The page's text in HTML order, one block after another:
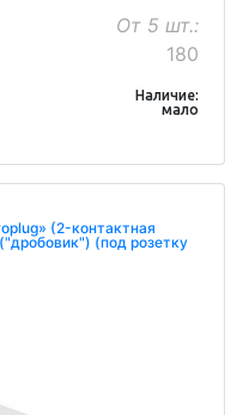
От 5 шт.:
180
Наличие:
мало
(2-контактная
(под розетку